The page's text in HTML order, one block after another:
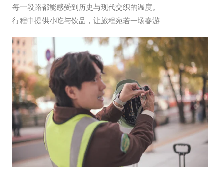
每一段路都能感受到历史与现代交织的温度。
行程中提供小吃与饮品，让旅程宛若一场春游